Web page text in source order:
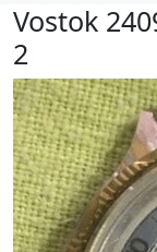
Vostok
2